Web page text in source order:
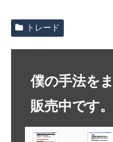
トレード
僕の手法を
販売中です。